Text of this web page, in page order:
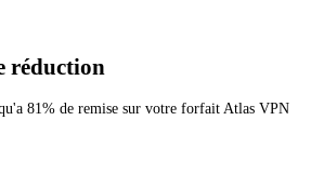
réduction
81% de remise sur votre forfait Atlas VPN